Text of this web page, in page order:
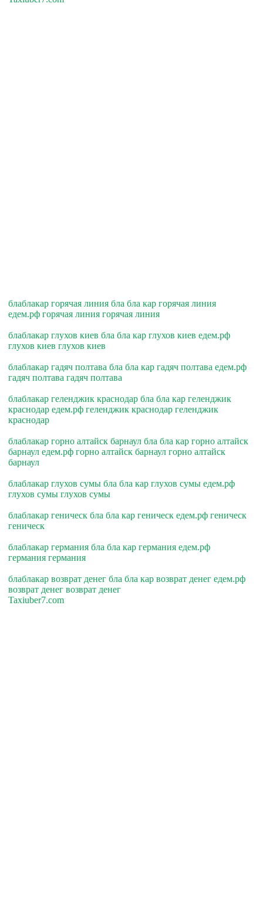
блаблакар горячая линия бла бла кар горячая линия
едем.рф горячая линия горячая линия
блаблакар глухов киев бла бла кар глухов киев едем.рф
глухов киев глухов киев
блаблакар гадяч полтава бла бла кар гадяч полтава едем.рф
гадяч полтава гадяч полтава
блаблакар геленджик краснодар бла бла кар геленджик
краснодар едем.рф геленджик краснодар геленджик
краснодар
блаблакар горно алтайск барнаул бла бла кар горно алтайск
барнаул едем.рф горно алтайск барнаул горно алтайск
барнаул
блаблакар глухов сумы бла бла кар глухов сумы едем.рф
глухов сумы глухов сумы
блаблакар геническ бла бла кар геническ едем.рф геническ
геническ
блаблакар германия бла бла кар германия едем.рф
германия германия
блаблакар возврат денег бла бла кар возврат денег едем.рф
возврат денег возврат денег
Taxiuber7.com